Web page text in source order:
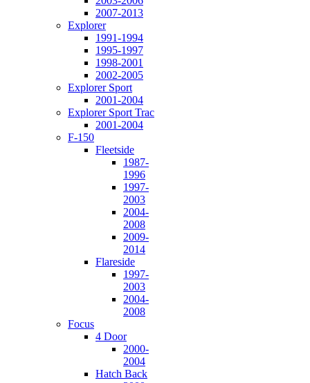
2007-2013
Explorer
1991-1994
1995-1997
1998-2001
2002-2005
Explorer Sport
2001-2004
Explorer Sport Trac
2001-2004
F-150
Fleetside
1987-
1996
1997-
2003
2004-
2008
2009-
2014
Flareside
1997-
2003
2004-
2008
Focus
4 Door
2000-
2004
Hatch Back